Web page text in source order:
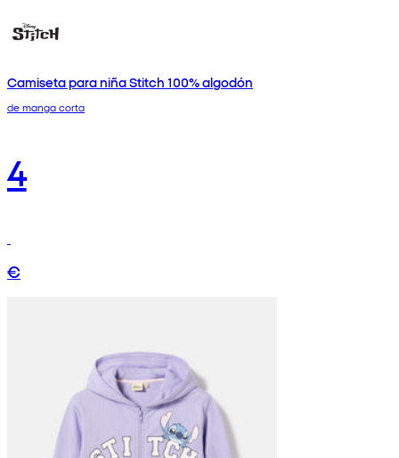
Camiseta para niña Stitch 100% algodón
de manga corta
4
€